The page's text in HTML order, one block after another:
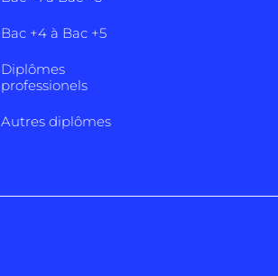
Bac +4 à Bac +5
Diplômes
professionels
Autres diplômes